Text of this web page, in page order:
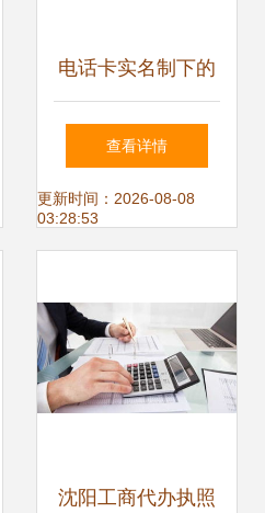
电话卡实名制下的
合规与代办业务的
避坑指南
查看详情
更新时间：2026-08-08
03:28:53
沈阳工商代办执照